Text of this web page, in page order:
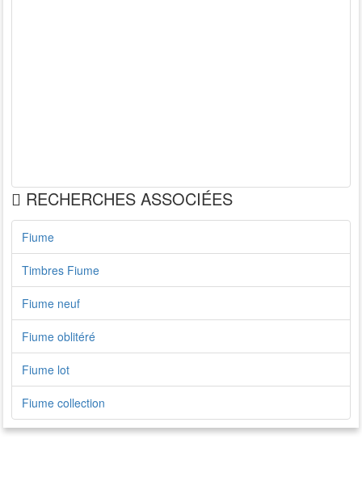
RECHERCHES ASSOCIÉES
Fiume
Timbres Fiume
Fiume neuf
Fiume oblitéré
Fiume lot
Fiume collection